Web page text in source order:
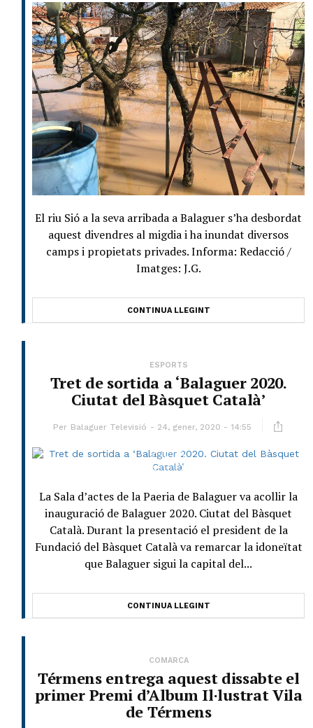
El riu Sió a la seva arribada a Balaguer s’ha desbordat
aquest divendres al migdia i ha inundat diversos
camps i propietats privades. Informa: Redacció /
Imatges: J.G.
CONTINUA LLEGINT
ESPORTS
Tret de sortida a ‘Balaguer 2020.
Ciutat del Bàsquet Català’
Per Balaguer Televisió 24, gener, 2020 - 14:55
La Sala d’actes de la Paeria de Balaguer va acollir la
inauguració de Balaguer 2020. Ciutat del Bàsquet
Català. Durant la presentació el president de la
Fundació del Bàsquet Català va remarcar la idoneïtat
que Balaguer sigui la capital del...
CONTINUA LLEGINT
COMARCA
Térmens entrega aquest dissabte el
primer Premi d’Album Il·lustrat Vila
de Térmens